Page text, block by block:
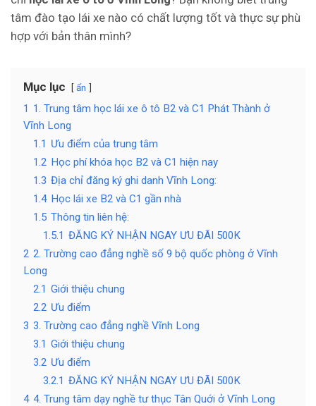
tâm đào tạo lái xe nào có chất lượng tốt và thực sự phù
hợp với bản thân mình?
Mục lục ẩn
1 1. Trung tâm học lái xe ô tô B2 và C1 Phát Thành ở
Vĩnh Long
1.1 Ưu điểm của trung tâm
1.2 Học phí khóa học B2 và C1 hiện nay
1.3 Địa chỉ đăng ký ghi danh Vĩnh Long:
1.4 Học lái xe B2 và C1 gần nhà
1.5 Thông tin liên hệ:
1.5.1 ĐĂNG KÝ NHẬN NGAY ƯU ĐÃI 500K
2 2. Trường cao đẳng nghề số 9 bộ quốc phòng ở Vĩnh
Long
2.1 Giới thiệu chung
2.2 Ưu điểm
3 3. Trường cao đẳng nghề Vĩnh Long
3.1 Giới thiệu chung­
3.2 Ưu điểm
3.2.1 ĐĂNG KÝ NHẬN NGAY ƯU ĐÃI 500K
4 4. Trung tâm dạy nghề tư thục Tân Quới ở Vĩnh Long